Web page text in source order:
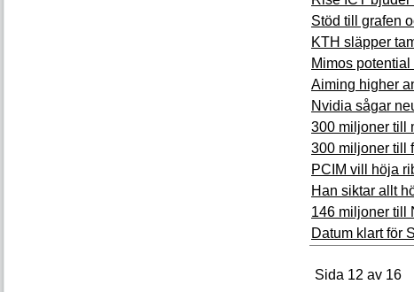
Stöd till grafen
KTH släpper
Mimos
Aiming higher
Nvidia sågar
300 miljoner till
300 miljoner till
PCIM vill höja
Han siktar allt
146 miljoner till
Datum klart för
Sida 12 av 16